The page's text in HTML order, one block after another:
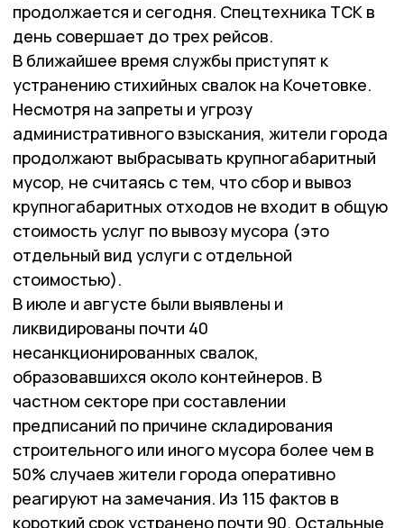
продолжается и сегодня. Спецтехника ТСК в
день совершает до трех рейсов.
В ближайшее время службы приступят к
устранению стихийных свалок на Кочетовке.
Несмотря на запреты и угрозу
административного взыскания, жители города
продолжают выбрасывать крупногабаритный
мусор, не считаясь с тем, что сбор и вывоз
крупногабаритных отходов не входит в общую
стоимость услуг по вывозу мусора (это
отдельный вид услуги с отдельной
стоимостью).
В июле и августе были выявлены и
ликвидированы почти 40
несанкционированных свалок,
образовавшихся около контейнеров. В
частном секторе при составлении
предписаний по причине складирования
строительного или иного мусора более чем в
50% случаев жители города оперативно
реагируют на замечания. Из 115 фактов в
короткий срок устранено почти 90. Остальные